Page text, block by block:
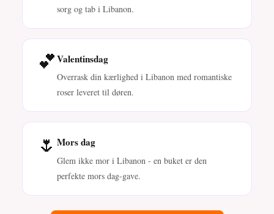
sorg og tab i Libanon.
💕Valentinsdag
Overrask din kærlighed i Libanon med romantiske
roser leveret til døren.
🌷 Mors dag
Glem ikke mor i Libanon - en buket er den
perfekte mors dag-gave.